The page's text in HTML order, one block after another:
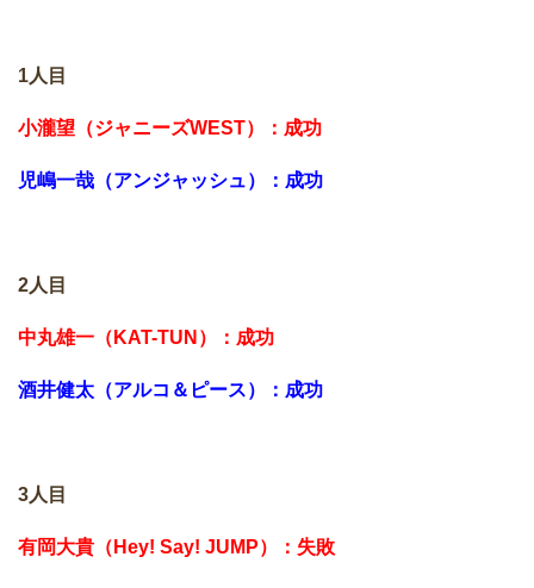
1人目
小瀧望（ジャニーズWEST）：成功
児嶋一哉（アンジャッシュ）：成功
2人目
中丸雄一（KAT-TUN）：成功
酒井健太（アルコ＆ピース）：成功
3人目
有岡大貴（Hey! Say! JUMP）：失敗